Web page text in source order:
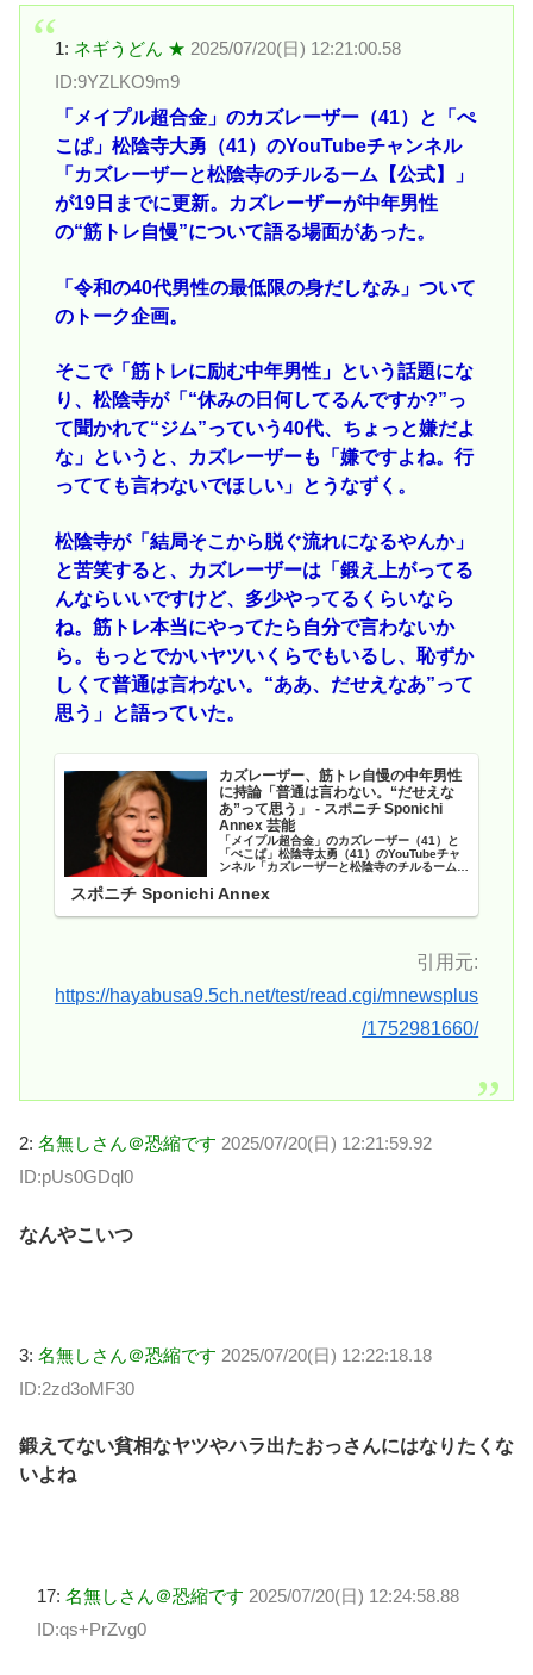
1: ネギうどん ★ 2025/07/20(日) 12:21:00.58
ID:9YZLKO9m9
「メイプル超合金」のカズレーザー（41）と「ぺ
こぱ」松陰寺大勇（41）のYouTubeチャンネル
「カズレーザーと松陰寺のチルるーム【公式】」
が19日までに更新。カズレーザーが中年男性
の“筋トレ自慢”について語る場面があった。
「令和の40代男性の最低限の身だしなみ」ついて
のトーク企画。
そこで「筋トレに励む中年男性」という話題にな
り、松陰寺が「“休みの日何してるんですか?”っ
て聞かれて“ジム”っていう40代、ちょっと嫌だよ
な」というと、カズレーザーも「嫌ですよね。行
ってても言わないでほしい」とうなずく。
松陰寺が「結局そこから脱ぐ流れになるやんか」
と苦笑すると、カズレーザーは「鍛え上がってる
んならいいですけど、多少やってるくらいなら
ね。筋トレ本当にやってたら自分で言わないか
ら。もっとでかいヤツいくらでもいるし、恥ずか
しくて普通は言わない。“ああ、だせえなあ”って
思う」と語っていた。
カズレーザー、筋トレ自慢の中年男性
に持論「普通は言わない。“だせえな
あ”って思う」 - スポニチ Sponichi
Annex 芸能
「メイプル超合金」のカズレーザー（41）と
「ぺこぱ」松陰寺太勇（41）のYouTubeチャ
ンネル「カズレーザーと松陰寺のチルるーム
スポニチ Sponichi Annex
引用元:
https://hayabusa9.5ch.net/test/read.cgi/mnewsplus
/1752981660/
2: 名無しさん＠恐縮です 2025/07/20(日) 12:21:59.92
ID:pUs0GDql0
なんやこいつ
3: 名無しさん＠恐縮です 2025/07/20(日) 12:22:18.18
ID:2zd3oMF30
鍛えてない貧相なヤツやハラ出たおっさんにはなりたくな
いよね
17: 名無しさん＠恐縮です 2025/07/20(日) 12:24:58.88
ID:qs+PrZvg0